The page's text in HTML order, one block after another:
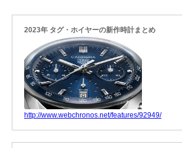
2023年 タグ・ホイヤーの新作時計まとめ
http://www.webchronos.net/features/92949/